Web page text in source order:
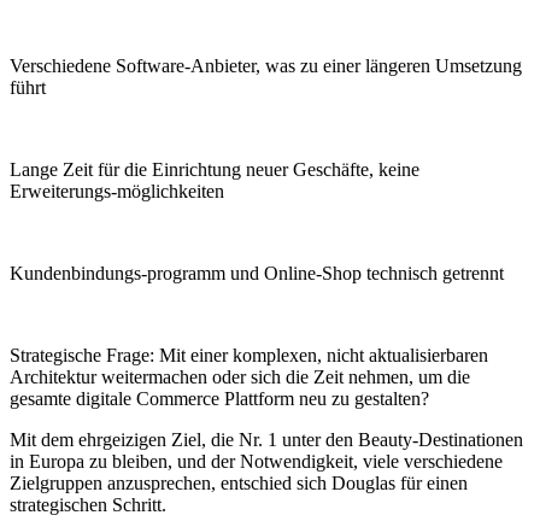
Verschiedene Software-Anbieter, was zu einer längeren Umsetzung
führt
Lange Zeit für die Einrichtung neuer Geschäfte, keine
Erweiterungs-möglichkeiten
Kundenbindungs-programm und Online-Shop technisch getrennt
Strategische Frage: Mit einer komplexen, nicht aktualisierbaren
Architektur weitermachen oder sich die Zeit nehmen, um die
gesamte digitale Commerce Plattform neu zu gestalten?
Mit dem ehrgeizigen Ziel, die Nr. 1 unter den Beauty-Destinationen
in Europa zu bleiben, und der Notwendigkeit, viele verschiedene
Zielgruppen anzusprechen, entschied sich Douglas für einen
strategischen Schritt.